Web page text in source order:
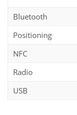
Bluetooth
Positioning
NFC
Radio
USB